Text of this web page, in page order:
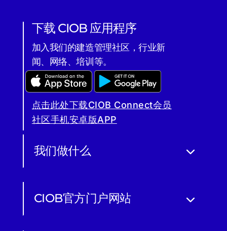
下载 CIOB 应用程序
加入我们的建造管理社区，行业新
闻、网络、培训等。
点击此处下载CIOB Connect会员
社区手机安卓版APP
我们做什么
CIOB官方门户网站